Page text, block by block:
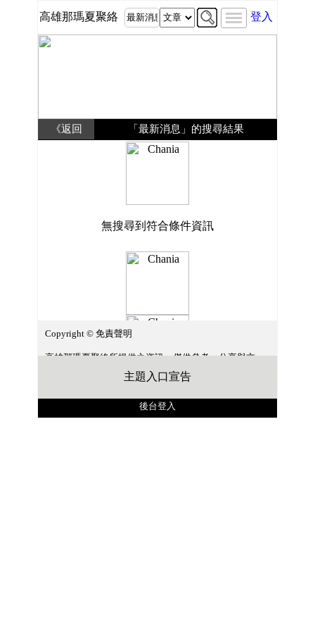
高雄那瑪夏聚絡 登入
《返回 「最新消息」的搜尋結果
無搜尋到符合條件資訊
Copyright © 免責聲明
高雄那瑪夏聚絡所提供之資訊，僅供參考、分享與交
流，本站應當盡力提供正確之資訊，唯所載資訊均來自
本站之見解與網路資料整理，對其完整性、即時性和正
律責任。任何人因信賴此等資料而做出或改變決策，須
自行承擔結果。 本站所有內容，公開資訊及轉載資料/圖
主題入口宣告
後台登入